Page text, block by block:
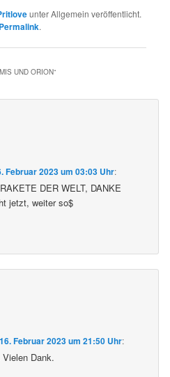
unter Allgemein veröffentlicht.
Permalink.
UND ORION“
Februar 2023 um 03:03 Uhr:
DER WELT, DANKE
jetzt, weiter so$
16. Februar 2023 um 21:50 Uhr:
Dank.